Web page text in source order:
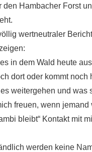
den Hambacher Forst
wertneutraler
in dem Wald heute aus
dort oder kommt noch
weitergehen und was
freuen, wenn jemand
bleibt“ Kontakt mit
werden keine